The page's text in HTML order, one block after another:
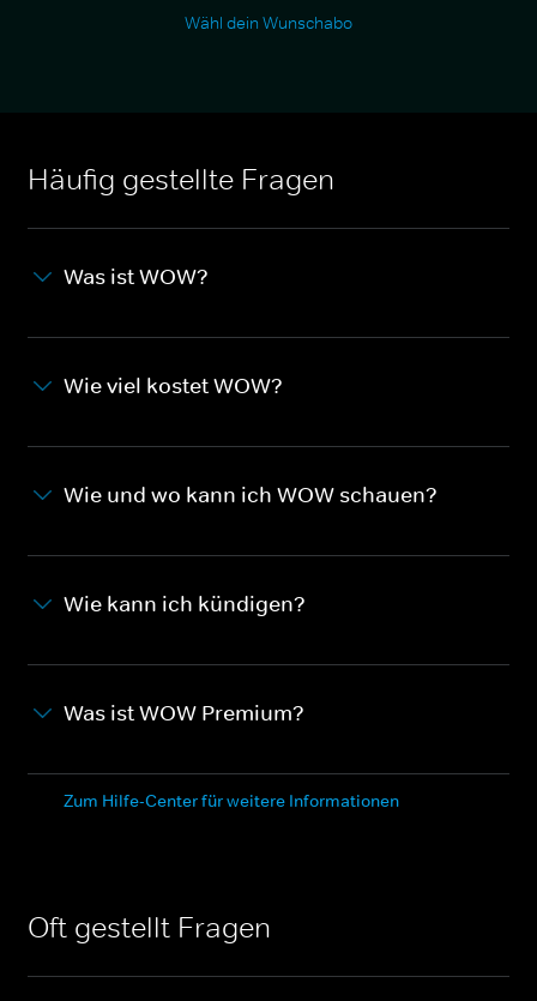
Wähl dein Wunschabo
Häufig gestellte Fragen
Was ist WOW?
Wie viel kostet WOW?
Wie und wo kann ich WOW schauen?
Wie kann ich kündigen?
Was ist WOW Premium?
Zum Hilfe-Center für weitere Informationen
Oft gestellt Fragen